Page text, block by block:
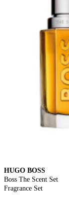
HUGO BOSS
Boss The Scent Set
Fragrance Set